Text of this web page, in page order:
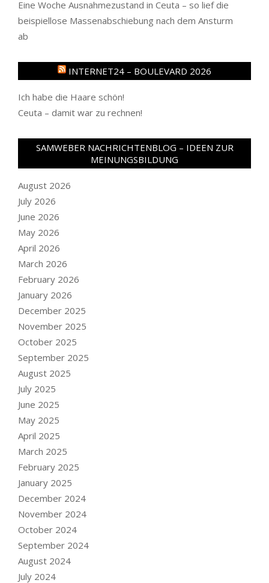
Eine Woche Ausnahmezustand in Ceuta – so lief die
beispiellose Massenabschiebung nach dem Ansturm
ab
INTERNET24 – BOULEVARD 2026
Ich habe die Haare schön!
Ceuta – damit war zu rechnen!
SAMWEBER NACHRICHTENBLOG – IDEEN ZUR
MEINUNGSBILDUNG
August 2026
July 2026
June 2026
May 2026
April 2026
March 2026
February 2026
January 2026
December 2025
November 2025
October 2025
September 2025
August 2025
July 2025
June 2025
May 2025
April 2025
March 2025
February 2025
January 2025
December 2024
November 2024
October 2024
September 2024
August 2024
July 2024